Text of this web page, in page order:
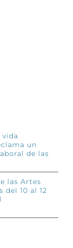
un
de las
las Artes
del 10 al 12